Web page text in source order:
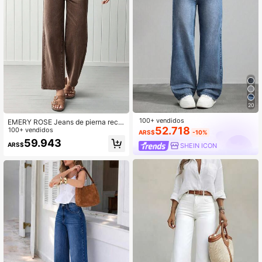
EMERY ROSE Jeans de pierna recta
de talle alto
100+ vendidos
ARS$59.943
20
100+ vendidos
ARS$52.718 -10%
SHEIN ICON